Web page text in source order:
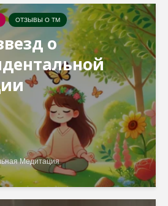
ОТЗЫВЫ О ТМ
о
Медитация